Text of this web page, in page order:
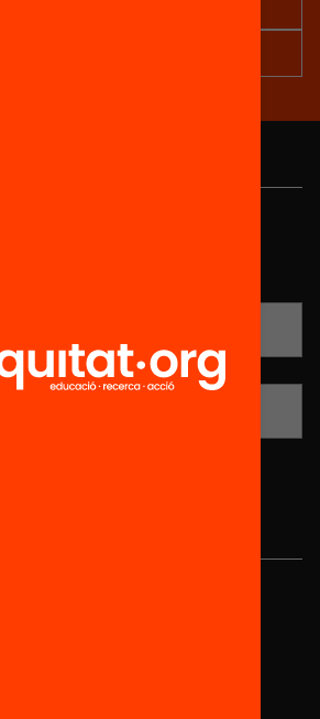
ja han triat Equitat. Rep
i projectes per millorar la
a Catalunya.